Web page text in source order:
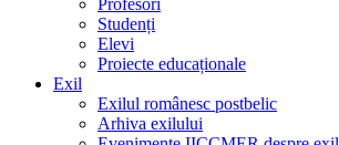
Profesori
Studenți
Elevi
Proiecte educaționale
Exil
Exilul românesc postbelic
Arhiva exilului